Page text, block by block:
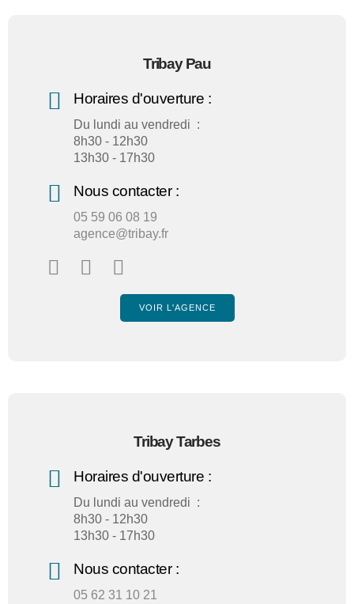
Tribay Pau
Horaires d'ouverture :
Du lundi au vendredi :
8h30 - 12h30
13h30 - 17h30
Nous contacter :
05 59 06 08 19
agence@tribay.fr
VOIR L'AGENCE
Tribay Tarbes
Horaires d'ouverture :
Du lundi au vendredi :
8h30 - 12h30
13h30 - 17h30
Nous contacter :
05 62 31 10 21